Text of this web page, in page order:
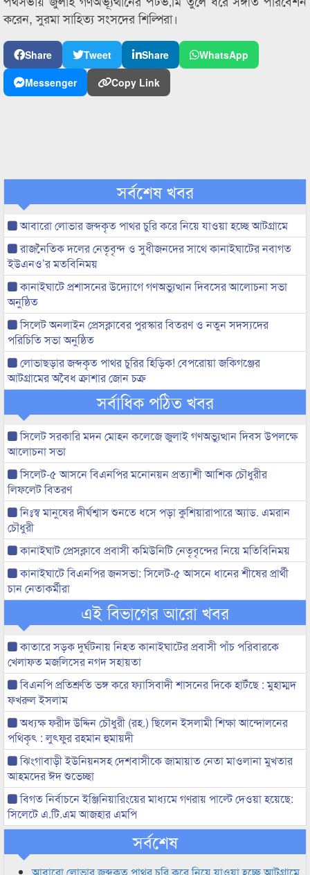
করেন, সুরমা সাহিত্য সংসদের শিল্পিরা।
Share Tweet Share
WhatsApp
Messenger
Copy Link
সর্বশেষ খবর
আবারো লোভার জব্দকৃত পাথর চুরি করে নিয়ে যাওয়া হচ্ছে আটগ্রামে
রাজনৈতিক দলের নেতৃবৃন্দ ও সুধীজনদের সাথে কানাইঘাটের নবাগত
ইউএনও’র মতবিনিময়
কানাইঘাটে প্রশাসনের উদ্যোগে গণঅভ্যুত্থান দিবসের আলোচনা সভা
অনুষ্ঠিত
সিলেট অনলাইন প্রেসক্লাবের পুরস্কার বিতরণ ও নতুন সদস্যদের
পরিচিতি সভা অনুষ্ঠিত
লোভাছড়ার জব্দকৃত পাথর চুরির হিড়িক! বেপরোয়া জকিগঞ্জের
আটগ্রামের অবৈধ ক্রাশার জোন চক্র
সর্বাধিক পঠিত খবর
সিলেট সরকারি মদন মোহন কলেজে জুলাই গণঅভ্যুত্থান দিবস উপলক্ষে
আলোচনা সভা
সিলেট-৫ আসনে বিএনপির মনোনয়ন প্রত্যাশী আশিক চৌধুরীর
লিফলেট বিতরণ
নিঃস্ব মানুষের দীর্ঘশ্বাস শুনতে ধসে পড়া কুশিয়ারাপারে অ্যাড. এমরান
চৌধুরী
কানাইঘাট প্রেসক্লাবে প্রবাসী কমিউনিটি নেতৃবৃন্দের নিয়ে মতিবিনিময়
কানাইঘাটে বিএনপির জনসভা: সিলেট-৫ আসনে ধানের শীষের প্রার্থী
চান নেতাকর্মীরা
এই বিভাগের আরো খবর
কাতারে সড়ক দুর্ঘটনায় নিহত কানাইঘাটের প্রবাসী পাঁচ পরিবারকে
খেলাফত মজলিসের নগদ সহায়তা
বিএনপি প্রতিশ্রুতি ভঙ্গ করে ফ্যাসিবাদী শাসনের দিকে হাটঁছে : মুহাম্মদ
ফখরুল ইসলাম
অধ্যক্ষ ফরীদ উদ্দিন চৌধুরী (রহ.) ছিলেন ইসলামী শিক্ষা আন্দোলনের
পথিকৃৎ : লুৎফুর রহমান হুমায়দী
ঝিংগাবাড়ী ইউনিয়নসহ দেশবাসীকে জামায়াত নেতা মাওলানা মুখতার
আহমদের ঈদ শুভেচ্ছা
বিগত নির্বাচনে ইঞ্জিনিয়ারিংয়ের মাধ্যমে গণরায় পাল্টে দেওয়া হয়েছে:
সিলেটে এ.টি.এম আজহার এমপি
সর্বশেষ